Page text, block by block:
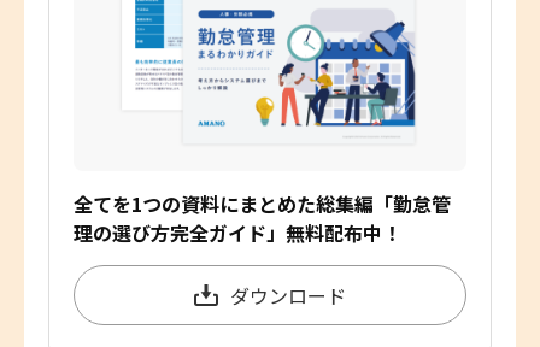
全てを1つの資料にまとめた総集編「勤怠管
理の選び方完全ガイド」無料配布中！
ダウンロード